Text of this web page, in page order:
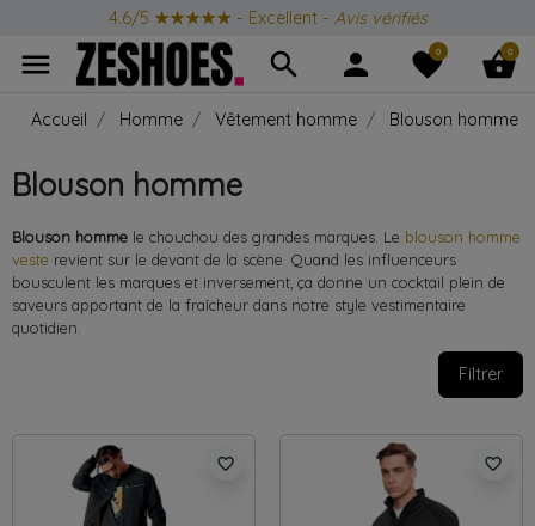
4.6/5 ★★★★★ - Excellent - Avis vérifiés
menu search person favorite
0 shopping_basket
0
Accueil Homme Vêtement homme Blouson homme
Blouson homme
Blouson homme le chouchou des grandes marques. Le blouson homme
veste revient sur le devant de la scène. Quand les influenceurs
bousculent les marques et inversement, ça donne un cocktail plein de
saveurs apportant de la fraîcheur dans notre style vestimentaire
quotidien.
Filtrer
favorite_border favorite_border